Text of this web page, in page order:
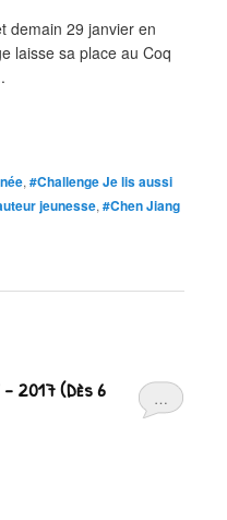
demain 29 janvier en
laisse sa place au Coq
, #Challenge Je lis aussi
jeunesse, #Chen Jiang
…
2017 (Dès 6